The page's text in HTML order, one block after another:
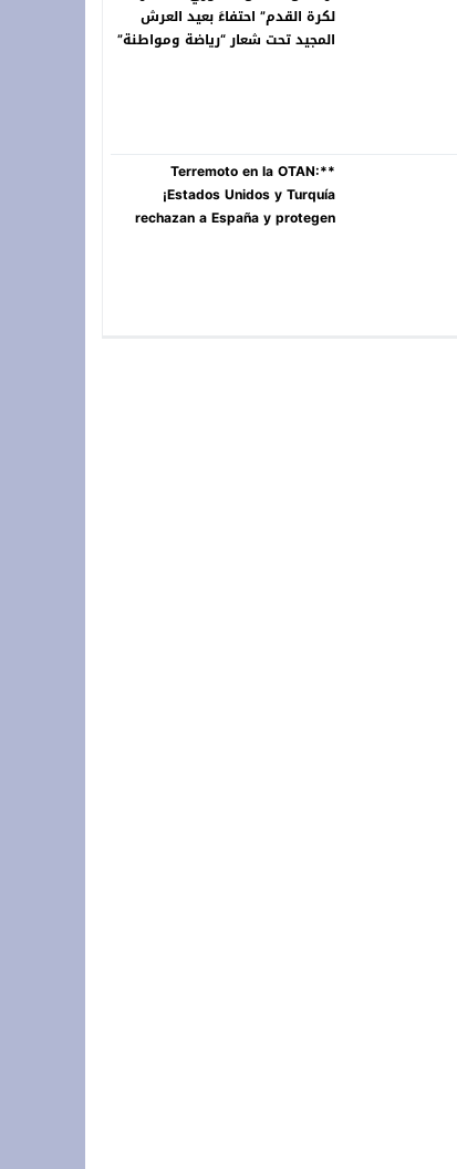
لكرة القدم” احتفاءً بعيد العرش
المجيد تحت شعار “رياضة ومواطنة”
**Terremoto en la OTAN:
¡Estados Unidos y Turquía
rechazan a España y protegen